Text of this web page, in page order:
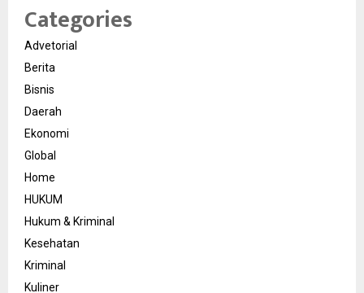
Categories
Advetorial
Berita
Bisnis
Daerah
Ekonomi
Global
Home
HUKUM
Hukum & Kriminal
Kesehatan
Kriminal
Kuliner